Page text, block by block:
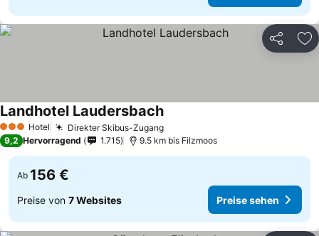
Teilen
3 SterneHotel Direkter Skibus-ZugangPreise sehen
Landhotel LaudersbachPreise sehen
9,2 Hervorragend 1.715 9.5 km bis Filzmoos
Ab 156 €
Preise von 7 Websites Preise sehen